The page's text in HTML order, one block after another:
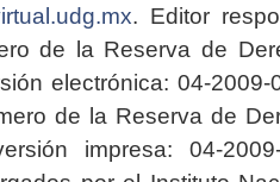
. Editor
de la Reserva de
electrónica: 04-2009-
de la Reserva de
impresa: 04-2009-